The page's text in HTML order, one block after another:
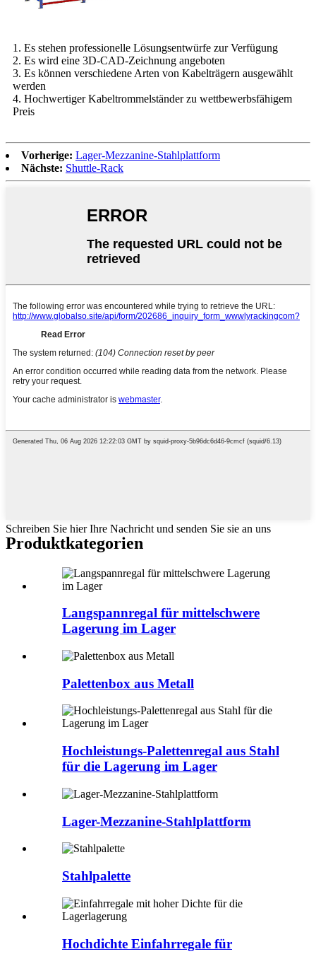
1. Es stehen professionelle Lösungsentwürfe zur Verfügung
2. Es wird eine 3D-CAD-Zeichnung angeboten
3. Es können verschiedene Arten von Kabelträgern ausgewählt
werden
4. Hochwertiger Kabeltrommelständer zu wettbewerbsfähigem
Preis
Vorherige: Lager-Mezzanine-Stahlplattform
Nächste: Shuttle-Rack
Schreiben Sie hier Ihre Nachricht und senden Sie sie an uns
Produktkategorien
Langspannregal für mittelschwere
Lagerung im Lager
Palettenbox aus Metall
Hochleistungs-Palettenregal aus Stahl
für die Lagerung im Lager
Lager-Mezzanine-Stahlplattform
Stahlpalette
Hochdichte Einfahrregale für